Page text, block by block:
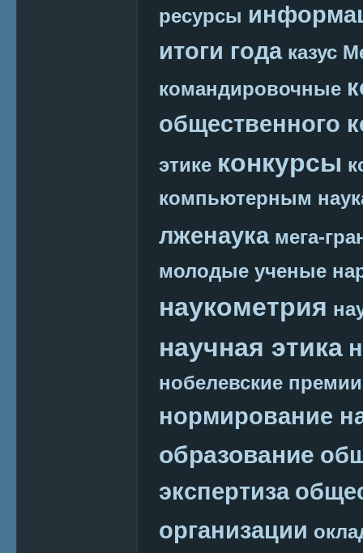
ресурсы
итоги года казус
командировочные
общественного
этике конкурсы
компьютерным
лженаука мега-
молодые ученые
наукометрия
научная этика
нобелевские премии
нормирование
образование
экспертиза
организации